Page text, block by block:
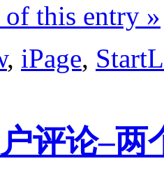
of this entry »
, iPage,
评论–两